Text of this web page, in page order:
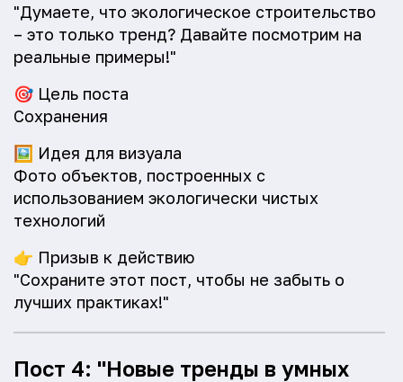
"Думаете, что экологическое строительство
– это только тренд? Давайте посмотрим на
реальные примеры!"
🎯 Цель поста
Сохранения
🖼️ Идея для визуала
Фото объектов, построенных с
использованием экологически чистых
технологий
👉 Призыв к действию
"Сохраните этот пост, чтобы не забыть о
лучших практиках!"
Пост 4: "Новые тренды в умных